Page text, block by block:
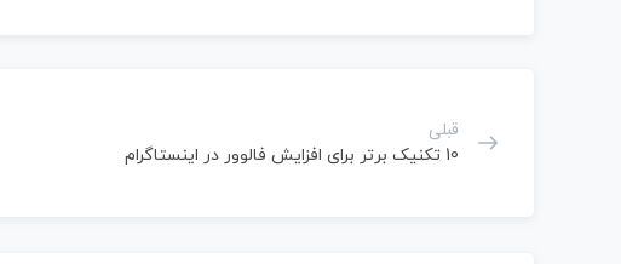
قبلی
10 تکنیک برتر برای افزایش فالوور در اینستاگرام